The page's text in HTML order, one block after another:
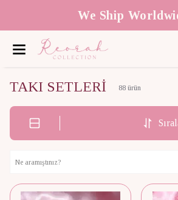
We Ship
TAKI SETLERİ 88 ürün